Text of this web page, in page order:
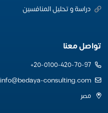
دراسة و تحليل المنافسين
تواصل معنا
20-0100-420-70-97+
info@bedaya-consulting.com
مصر